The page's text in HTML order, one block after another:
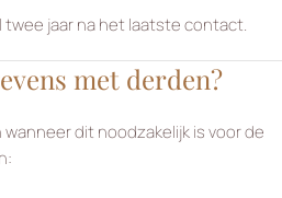
twee jaar na het laatste contact.
met derden?
dit noodzakelijk is voor de